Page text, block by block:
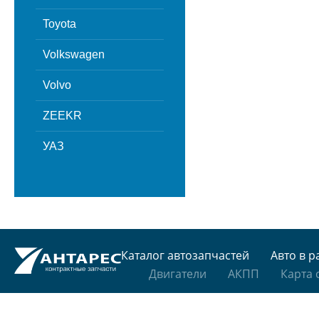
Toyota
Volkswagen
Volvo
ZEEKR
УАЗ
Каталог автозапчастей
Авто в
Двигатели
АКПП Карта